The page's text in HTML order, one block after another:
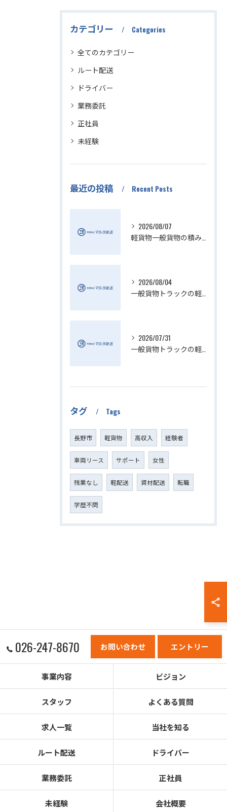
カテゴリー Categories
全てのカテゴリー
ルート配送
ドライバー
業務委託
正社員
未経験
最近の投稿 Recent Posts
2026/08/07
2026/08/04
2026/07/31
タグ Tags
長野市 軽貨物 高収入 経験者
車両リース サポート 女性
残業なし 軽配送 資材配送 転職
学歴不問
026-247-8670 お問い合わせ エントリー
事業内容 ビジョン
スタッフ よくある質問
求人一覧 当社を知る
ルート配送 ドライバー
業務委託 正社員
未経験 会社概要